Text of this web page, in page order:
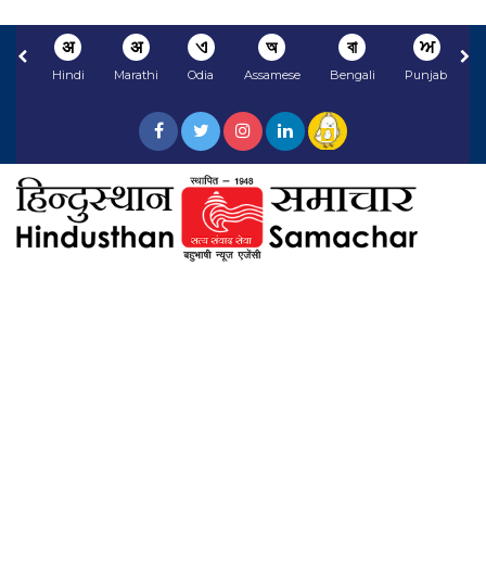
अ
Hindi
अ
Marathi
ଏ
Odia
অ
Assamese
বা
Bengali
ਅ
Punjabi